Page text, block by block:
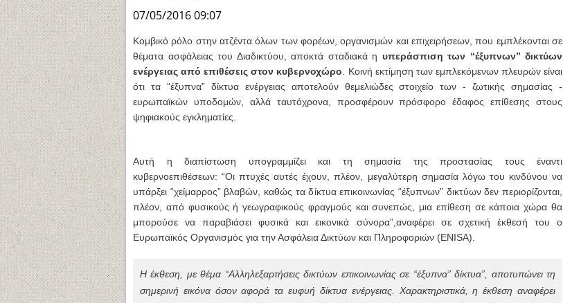
07/05/2016 09:07
Κομβικό ρόλο στην ατζέντα όλων των φορέων, οργανισμών και επιχειρήσεων, που εμπλέκονται σε
θέματα ασφάλειας του Διαδικτύου, αποκτά σταδιακά η υπεράσπιση των “έξυπνων” δικτύων
ενέργειας από επιθέσεις στον κυβερνοχώρο . Κοινή εκτίμηση των εμπλεκόμενων πλευρών είναι
ότι τα “έξυπνα” δίκτυα ενέργειας αποτελούν θεμελιώδες στοιχείο των - ζωτικής σημασίας -
ευρωπαϊκών υποδομών, αλλά ταυτόχρονα, προσφέρουν πρόσφορο έδαφος επίθεσης στους
ψηφιακούς εγκληματίες.
Αυτή η διαπίστωση υπογραμμίζει και τη σημασία της προστασίας τους έναντι
κυβερνοεπιθέσεων:“Οι πτυχές αυτές έχουν, πλέον, μεγαλύτερη σημασία λόγω του κινδύνου να
υπάρξει “χείμαρρος” βλαβών, καθώς τα δίκτυα επικοινωνίας “έξυπνων” δικτύων δεν περιορίζονται,
πλέον, από φυσικούς ή γεωγραφικούς φραγμούς και συνεπώς, μια επίθεση σε κάποια χώρα θα
μπορούσε να παραβιάσει φυσικά και εικονικά σύνορα”, αναφέρει σε σχετική έκθεσή του ο
Ευρωπαϊκός Οργανισμός για την Ασφάλεια Δικτύων και Πληροφοριών (ENISA).
Η έκθεση, με θέμα “Αλληλεξαρτήσεις δικτύων επικοινωνίας σε “έξυπνα” δίκτυα”, αποτυπώνει τη
σημερινή εικόνα όσον αφορά τα ευφυή δίκτυα ενέργειας. Χαρακτηριστικά, η έκθεση αναφέρει